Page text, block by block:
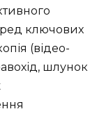
ключових
(відео-
шлунок